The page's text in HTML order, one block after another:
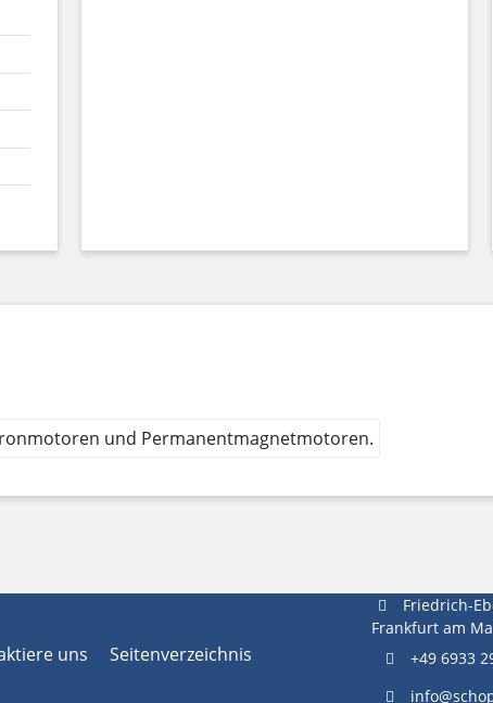
und Permanentmagnetmotoren.
uns Seitenverzeichnis
Friedrich-
Frankfurt am
+49 6933